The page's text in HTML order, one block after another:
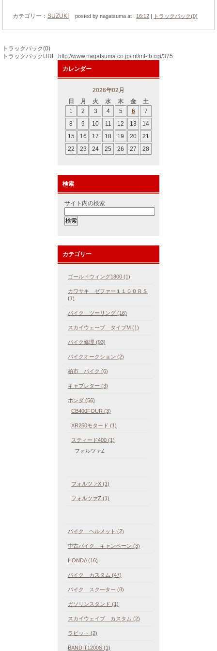
カテゴリー： SUZUKI posted by nagatsuma at : 16:12 | トラックバック(0)
トラックバック(0)
トラックバックURL: http://www.nagatsuma.co.jp/mt/mt-tb.cgi/375
カレンダー
2026年02月
日
月 火 水 木 金
土
1
2 3 4 5 6
7
8
9 10 11 12 13
14
15
16 17 18 19 20
21
22
23 24 25 26 27 28
検索
サイト内の検索
カテゴリー
ゴールドウィング1800 (1)
カワサキ ゼファー１１００ＲＳ
(1)
バイク ツーリング (16)
スカイウェーブ タイプM (1)
バイク修理 (93)
バイクオークション (2)
柏市 バイク (6)
キャブレター (3)
ホンダ (56)
CB400FOUR (3)
XR250モタード (1)
スティード400 (1)
フォルツァZ
フォルツァX (1)
フォルツァZ (1)
バイク ヘルメット (2)
中古バイク キャンペーン (3)
HONDA (16)
バイク カスタム (47)
バイク スクーター (8)
ガソリンスタンド (1)
スカイウェイブ カスタム (2)
ラビット (2)
BANDIT1200S (1)